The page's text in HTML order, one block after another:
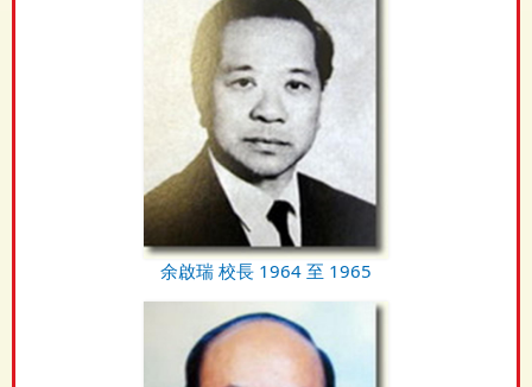
余啟瑞 校長 1964 至 1965